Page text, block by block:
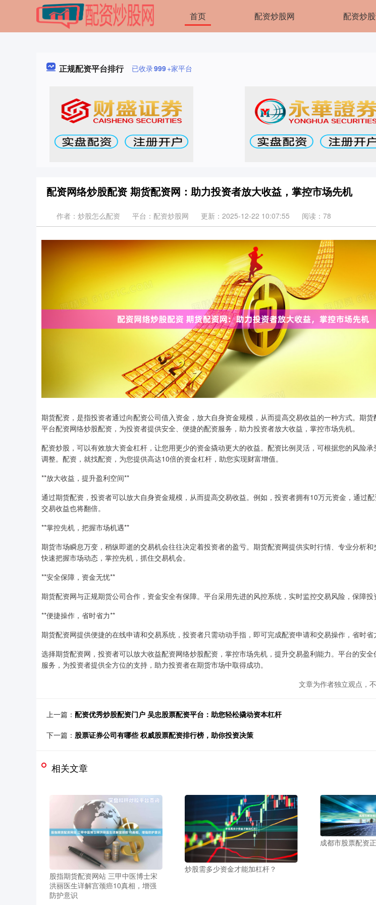
首页 配资炒股网 配资炒
正规配资平台排行 已收录999+家平台
配资网络炒股配资 期货配资网：助力投资者放大收益，掌控市场先机
作者：炒股怎么配资 平台：配资炒股网 更新：2025-12-22 10:07:55 阅读：78
期货配资，是指投资者通过向配资公司借入资金，放大自身资金规模，从而提高交易收益的一种方式。期
平台配资网络炒股配资，为投资者提供安全、便捷的配资服务，助力投资者放大收益，掌控市场先机。
配资炒股，可以有效放大资金杠杆，让您用更少的资金撬动更大的收益。配资比例灵活，可根据您的风险
调整。配资，就找配资，为您提供高达10倍的资金杠杆，助您实现财富增值。
**放大收益，提升盈利空间**
通过期货配资，投资者可以放大自身资金规模，从而提高交易收益。例如，投资者拥有10万元资金，通过
交易收益也将翻倍。
**掌控先机，把握市场机遇**
期货市场瞬息万变，稍纵即逝的交易机会往往决定着投资者的盈亏。期货配资网提供实时行情、专业分析
快速把握市场动态，掌控先机，抓住交易机会。
**安全保障，资金无忧**
期货配资网与正规期货公司合作，资金安全有保障。平台采用先进的风控系统，实时监控交易风险，保障投
**便捷操作，省时省力**
期货配资网提供便捷的在线申请和交易系统，投资者只需动动手指，即可完成配资申请和交易操作，省时省
选择期货配资网，投资者可以放大收益配资网络炒股配资，掌控市场先机，提升交易盈利能力。平台的安
服务，为投资者提供全方位的支持，助力投资者在期货市场中取得成功。
文章为作者独立观点，
上一篇： 配资优秀炒股配资门户 吴忠股票配资平台：助您轻松撬动资本杠杆
下一篇： 股票证券公司有哪些 权威股票配资排行榜，助你投资决策
相关文章
股指期货配资网站 三甲中医博士宋
洪丽医生详解宫颈癌10真相，增强
防护意识
炒股需多少资金才能加杠杆？
成都市股票配资